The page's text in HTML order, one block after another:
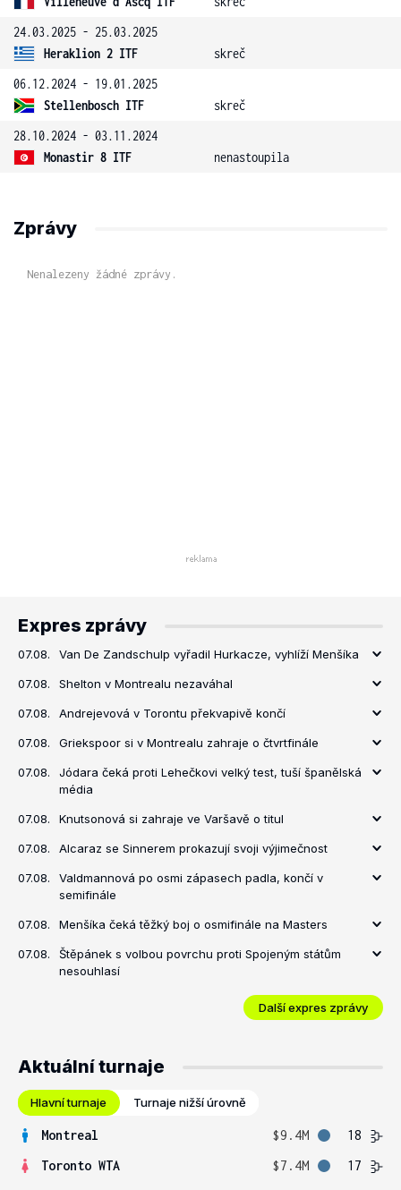
24.03.2025 - 25.03.2025
Heraklion 2 ITF
skreč
06.12.2024 - 19.01.2025
Stellenbosch ITF
skreč
28.10.2024 - 03.11.2024
Monastir 8 ITF
nenastoupila
Zprávy
Nenalezeny žádné zprávy.
Expres zprávy
07.08. Van De Zandschulp vyřadil Hurkacze, vyhlíží Menšíka
07.08. Shelton v Montrealu nezaváhal
07.08. Andrejevová v Torontu překvapivě končí
07.08. Griekspoor si v Montrealu zahraje o čtvrtfinále
07.08.
Jódara čeká proti Lehečkovi velký test, tuší španělská
média
07.08. Knutsonová si zahraje ve Varšavě o titul
07.08. Alcaraz se Sinnerem prokazují svoji výjimečnost
07.08.
Valdmannová po osmi zápasech padla, končí v
semifinále
07.08. Menšíka čeká těžký boj o osmifinále na Masters
07.08.
Štěpánek s volbou povrchu proti Spojeným státům
nesouhlasí
Další expres zprávy
Aktuální turnaje
Hlavní turnaje Turnaje nižší úrovně
Montreal $9.4M
18
Toronto WTA
$7.4M 17